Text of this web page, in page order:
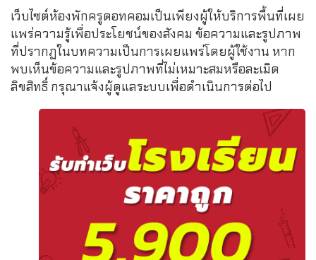
เว็บไซต์ห้องพักครูดอทคอมเป็นเพียงผู้ให้บริการพื้นที่เผย
แพร่ความรู้เพื่อประโยชน์ของสังคม ข้อความและรูปภาพ
ที่ปรากฏในบทความเป็นการเผยแพร่โดยผู้ใช้งาน หาก
พบเห็นข้อความและรูปภาพที่ไม่เหมาะสมหรือละเมิด
ลิขสิทธิ์ กรุณาแจ้งผู้ดูแลระบบเพื่อดำเนินการต่อไป